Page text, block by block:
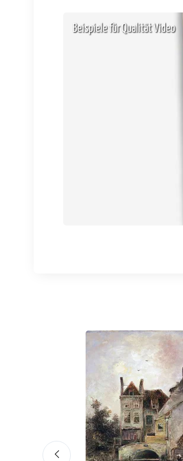
Beispiele für Qualität Video